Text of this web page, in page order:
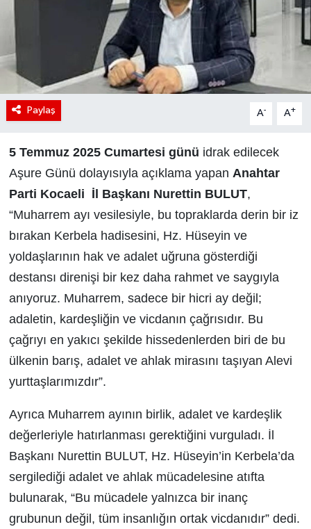
Paylaş A- A+
5 Temmuz 2025 Cumartesi günü idrak edilecek
Aşure Günü dolayısıyla açıklama yapan Anahtar
Parti Kocaeli İl Başkanı Nurettin BULUT,
“Muharrem ayı vesilesiyle, bu topraklarda derin bir iz
bırakan Kerbela hadisesini, Hz. Hüseyin ve
yoldaşlarının hak ve adalet uğruna gösterdiği
destansı direnişi bir kez daha rahmet ve saygıyla
anıyoruz. Muharrem, sadece bir hicri ay değil;
adaletin, kardeşliğin ve vicdanın çağrısıdır. Bu
çağrıyı en yakıcı şekilde hissedenlerden biri de bu
ülkenin barış, adalet ve ahlak mirasını taşıyan Alevi
yurttaşlarımızdır”.
Ayrıca Muharrem ayının birlik, adalet ve kardeşlik
değerleriyle hatırlanması gerektiğini vurguladı. İl
Başkanı Nurettin BULUT, Hz. Hüseyin’in Kerbela’da
sergilediği adalet ve ahlak mücadelesine atıfta
bulunarak, “Bu mücadele yalnızca bir inanç
grubunun değil, tüm insanlığın ortak vicdanıdır” dedi.